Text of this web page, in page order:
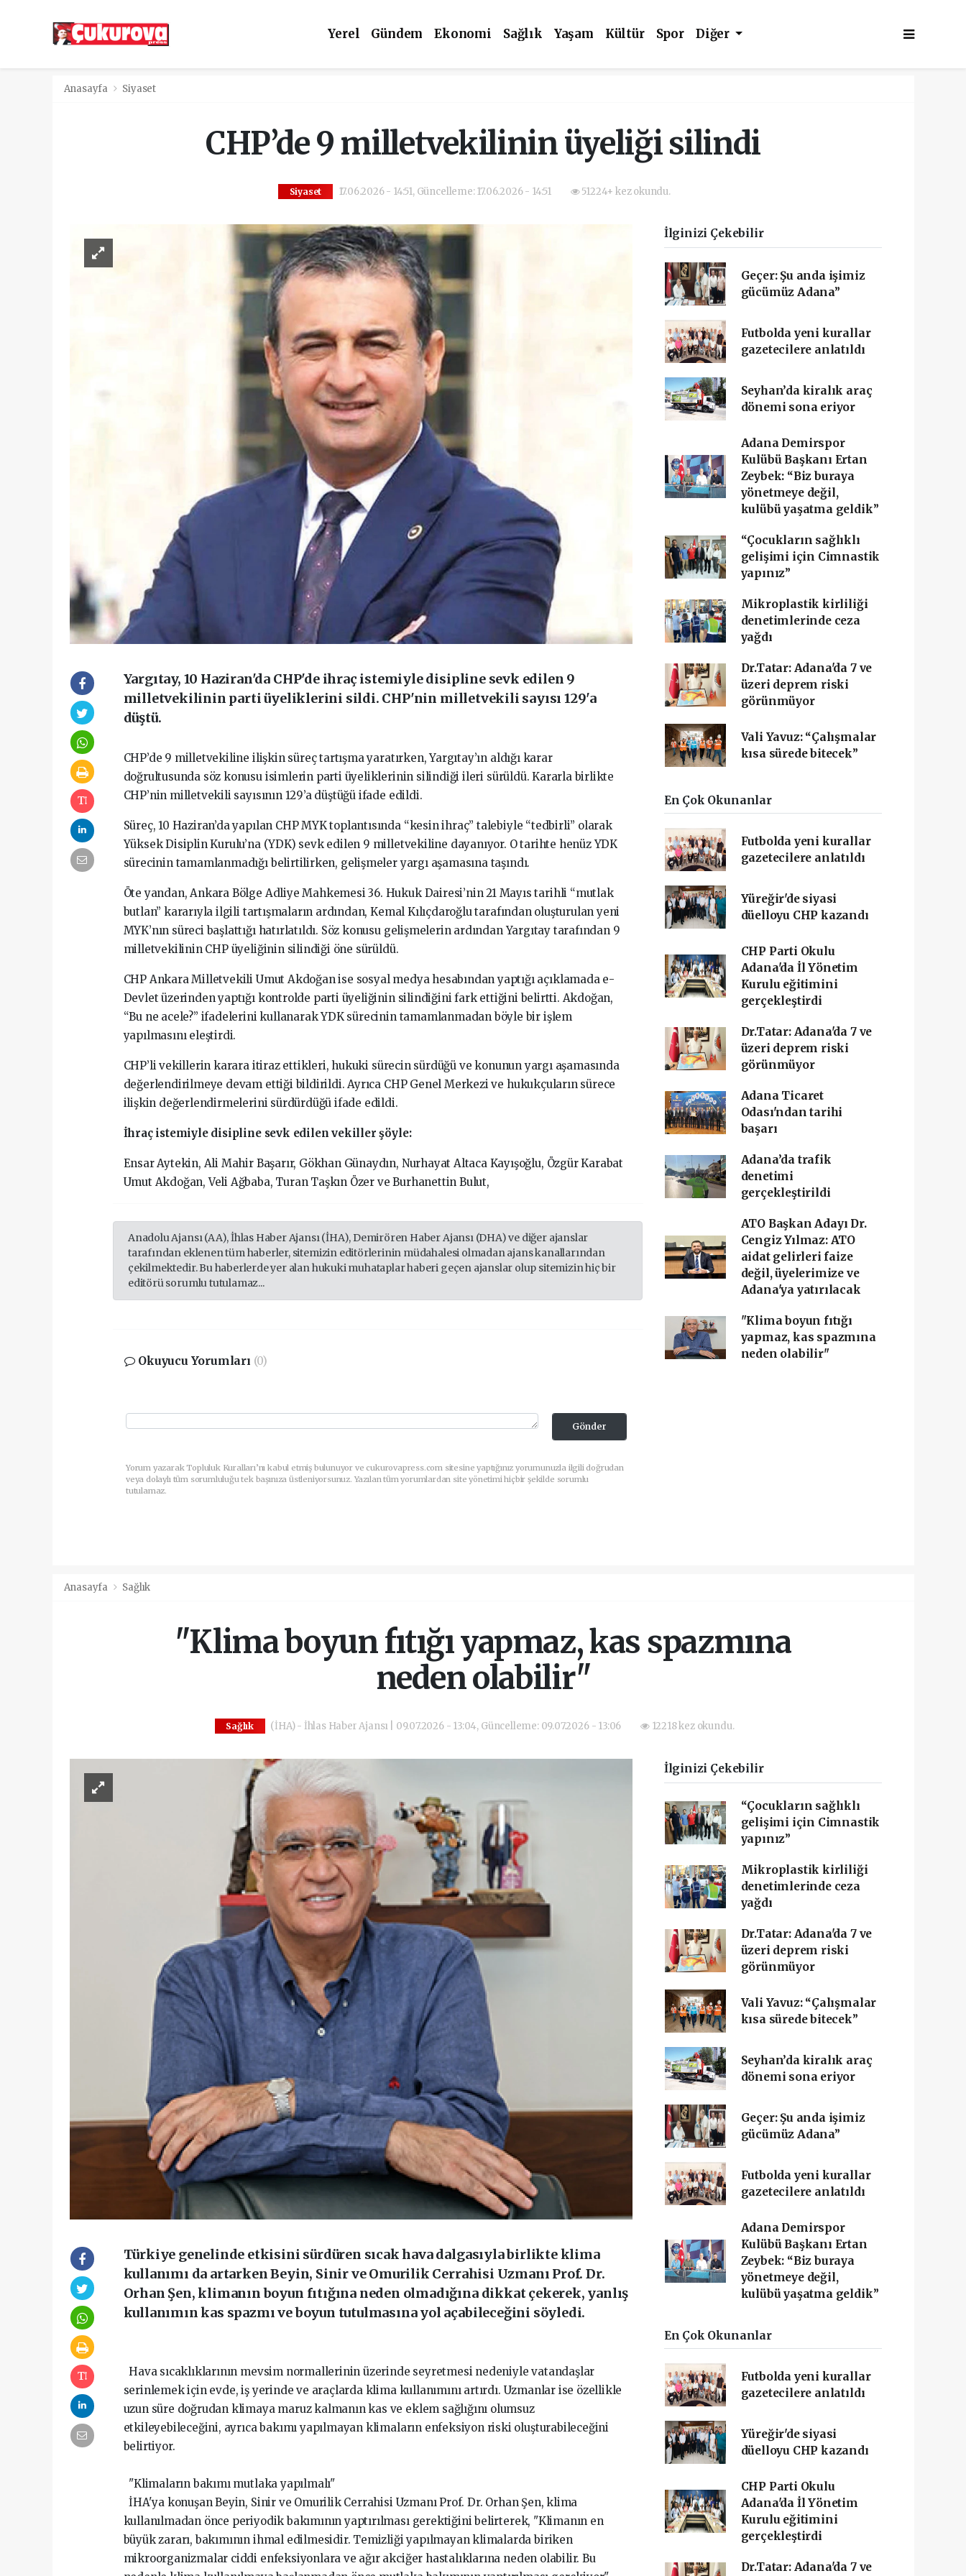
Yerel Gündem Ekonomi Sağlık Yaşam Kültür Spor Diğer
Anasayfa Siyaset
CHP’de 9 milletvekilinin üyeliği silindi
Siyaset 17.06.2026 - 14:51, Güncelleme: 17.06.2026 - 14:51 51224+ kez okundu.
Yargıtay, 10 Haziran'da CHP'de ihraç istemiyle disipline sevk edilen 9
milletvekilinin parti üyeliklerini sildi. CHP'nin milletvekili sayısı 129'a
düştü.
CHP’de 9 milletvekiline ilişkin süreç tartışma yaratırken, Yargıtay’ın aldığı karar
doğrultusunda söz konusu isimlerin parti üyeliklerinin silindiği ileri sürüldü. Kararla birlikte
CHP’nin milletvekili sayısının 129’a düştüğü ifade edildi.
Süreç, 10 Haziran’da yapılan CHP MYK toplantısında “kesin ihraç” talebiyle “tedbirli” olarak
Yüksek Disiplin Kurulu’na (YDK) sevk edilen 9 milletvekiline dayanıyor. O tarihte henüz YDK
sürecinin tamamlanmadığı belirtilirken, gelişmeler yargı aşamasına taşındı.
Öte yandan, Ankara Bölge Adliye Mahkemesi 36. Hukuk Dairesi’nin 21 Mayıs tarihli “mutlak
butlan” kararıyla ilgili tartışmaların ardından, Kemal Kılıçdaroğlu tarafından oluşturulan yeni
MYK’nın süreci başlattığı hatırlatıldı. Söz konusu gelişmelerin ardından Yargıtay tarafından 9
milletvekilinin CHP üyeliğinin silindiği öne sürüldü.
CHP Ankara Milletvekili Umut Akdoğan ise sosyal medya hesabından yaptığı açıklamada e-
Devlet üzerinden yaptığı kontrolde parti üyeliğinin silindiğini fark ettiğini belirtti. Akdoğan,
“Bu ne acele?” ifadelerini kullanarak YDK sürecinin tamamlanmadan böyle bir işlem
yapılmasını eleştirdi.
CHP’li vekillerin karara itiraz ettikleri, hukuki sürecin sürdüğü ve konunun yargı aşamasında
değerlendirilmeye devam ettiği bildirildi. Ayrıca CHP Genel Merkezi ve hukukçuların sürece
ilişkin değerlendirmelerini sürdürdüğü ifade edildi.
İhraç istemiyle disipline sevk edilen vekiller şöyle:
Ensar Aytekin, Ali Mahir Başarır, Gökhan Günaydın, Nurhayat Altaca Kayışoğlu, Özgür Karabat
Umut Akdoğan, Veli Ağbaba, Turan Taşkın Özer ve Burhanettin Bulut,
Anadolu Ajansı (AA), İhlas Haber Ajansı (İHA), Demirören Haber Ajansı (DHA) ve diğer ajanslar
tarafından eklenen tüm haberler, sitemizin editörlerinin müdahalesi olmadan ajans kanallarından
çekilmektedir. Bu haberlerde yer alan hukuki muhataplar haberi geçen ajanslar olup sitemizin hiç bir
editörü sorumlu tutulamaz...
Okuyucu Yorumları (0)
Gönder
Yorum yazarak Topluluk Kuralları’nı kabul etmiş bulunuyor ve cukurovapress.com sitesine yaptığınız yorumunuzla ilgili doğrudan
veya dolaylı tüm sorumluluğu tek başınıza üstleniyorsunuz. Yazılan tüm yorumlardan site yönetimi hiçbir şekilde sorumlu
tutulamaz.
İlginizi Çekebilir
Geçer: Şu anda işimiz
gücümüz Adana”
Futbolda yeni kurallar
gazetecilere anlatıldı
Seyhan’da kiralık araç
dönemi sona eriyor
Adana Demirspor
Kulübü Başkanı Ertan
Zeybek: “Biz buraya
yönetmeye değil,
kulübü yaşatma geldik”
“Çocukların sağlıklı
gelişimi için Cimnastik
yapınız”
Mikroplastik kirliliği
denetimlerinde ceza
yağdı
Dr.Tatar: Adana'da 7 ve
üzeri deprem riski
görünmüyor
Vali Yavuz: “Çalışmalar
kısa sürede bitecek”
En Çok Okunanlar
Futbolda yeni kurallar
gazetecilere anlatıldı
Yüreğir'de siyasi
düelloyu CHP kazandı
CHP Parti Okulu
Adana'da İl Yönetim
Kurulu eğitimini
gerçekleştirdi
Dr.Tatar: Adana'da 7 ve
üzeri deprem riski
görünmüyor
Adana Ticaret
Odası'ndan tarihi
başarı ‎
Adana’da trafik
denetimi
gerçekleştirildi
ATO Başkan Adayı Dr.
Cengiz Yılmaz: ATO
aidat gelirleri faize
değil, üyelerimize ve
Adana'ya yatırılacak
"Klima boyun fıtığı
yapmaz, kas spazmına
neden olabilir"
Anasayfa Sağlık
"Klima boyun fıtığı yapmaz, kas spazmına
neden olabilir"
Sağlık (İHA) - İhlas Haber Ajansı | 09.07.2026 - 13:04, Güncelleme: 09.07.2026 - 13:06 12218 kez okundu.
Türkiye genelinde etkisini sürdüren sıcak hava dalgasıyla birlikte klima
kullanımı da artarken Beyin, Sinir ve Omurilik Cerrahisi Uzmanı Prof. Dr.
Orhan Şen, klimanın boyun fıtığına neden olmadığına dikkat çekerek, yanlış
kullanımın kas spazmı ve boyun tutulmasına yol açabileceğini söyledi.
Hava sıcaklıklarının mevsim normallerinin üzerinde seyretmesi nedeniyle vatandaşlar
serinlemek için evde, iş yerinde ve araçlarda klima kullanımını artırdı. Uzmanlar ise özellikle
uzun süre doğrudan klimaya maruz kalmanın kas ve eklem sağlığını olumsuz
etkileyebileceğini, ayrıca bakımı yapılmayan klimaların enfeksiyon riski oluşturabileceğini
belirtiyor.
"Klimaların bakımı mutlaka yapılmalı"
İHA'ya konuşan Beyin, Sinir ve Omurilik Cerrahisi Uzmanı Prof. Dr. Orhan Şen, klima
kullanılmadan önce periyodik bakımının yaptırılması gerektiğini belirterek, "Klimanın en
büyük zararı, bakımının ihmal edilmesidir. Temizliği yapılmayan klimalarda biriken
mikroorganizmalar ciddi enfeksiyonlara ve ağır akciğer hastalıklarına neden olabilir. Bu
İlginizi Çekebilir
“Çocukların sağlıklı
gelişimi için Cimnastik
yapınız”
Mikroplastik kirliliği
denetimlerinde ceza
yağdı
Dr.Tatar: Adana'da 7 ve
üzeri deprem riski
görünmüyor
Vali Yavuz: “Çalışmalar
kısa sürede bitecek”
Seyhan’da kiralık araç
dönemi sona eriyor
Geçer: Şu anda işimiz
gücümüz Adana”
Futbolda yeni kurallar
gazetecilere anlatıldı
Adana Demirspor
Kulübü Başkanı Ertan
Zeybek: “Biz buraya
yönetmeye değil,
kulübü yaşatma geldik”
En Çok Okunanlar
Futbolda yeni kurallar
gazetecilere anlatıldı
Yüreğir'de siyasi
düelloyu CHP kazandı
CHP Parti Okulu
Adana'da İl Yönetim
Kurulu eğitimini
gerçekleştirdi
Dr.Tatar: Adana'da 7 ve